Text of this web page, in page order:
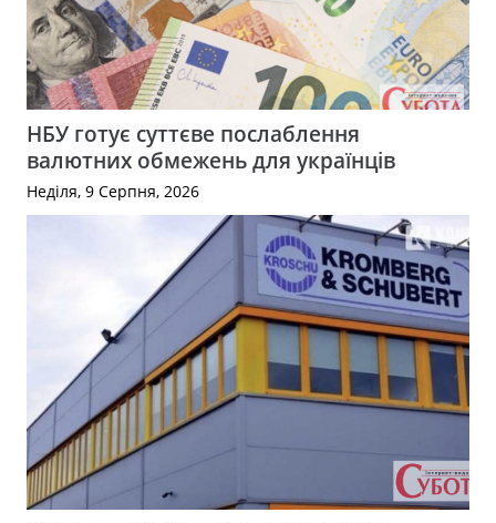
НБУ готує суттєве послаблення
валютних обмежень для українців
Неділя, 9 Серпня, 2026